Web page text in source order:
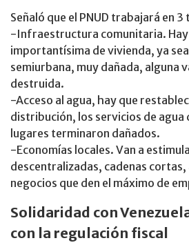
Señaló que el PNUD trabajará en
-Infraestructura comunitaria. Hay
importantísima de vivienda, ya
semiurbana, muy dañada, alguna
destruida.
-Acceso al agua, hay que
distribución, los servicios de agua
lugares terminaron dañados.
-Economías locales. Van a
descentralizadas, cadenas
negocios que den el máximo de
Solidaridad con
con la regulación fiscal